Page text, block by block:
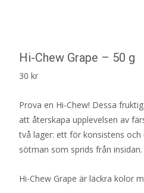
Hi-Chew Grape – 50 g
30 kr
Prova en Hi-Chew! Dessa
att återskapa upplevelsen av
två lager: ett för konsistens
sötman som sprids från insidan.
Hi-Chew Grape är läckra kolor